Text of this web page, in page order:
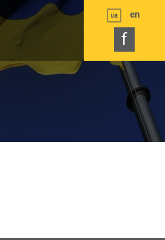
ua en
f